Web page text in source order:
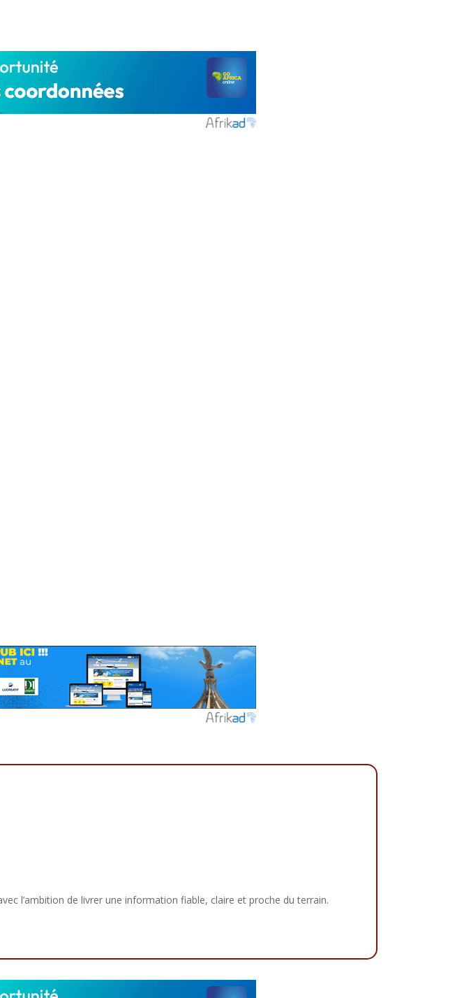
l’ambition de livrer une information fiable, claire et proche du terrain.